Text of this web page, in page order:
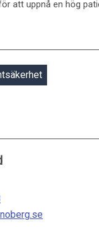
att uppnå en hög